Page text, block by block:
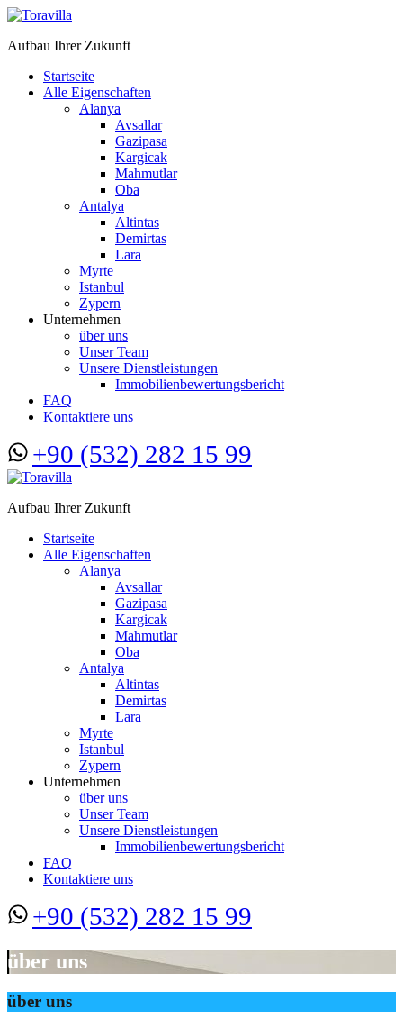
Aufbau Ihrer Zukunft
Startseite
Alle Eigenschaften
Alanya
Avsallar
Gazipasa
Kargicak
Mahmutlar
Oba
Antalya
Altintas
Demirtas
Lara
Myrte
Istanbul
Zypern
Unternehmen
über uns
Unser Team
Unsere Dienstleistungen
Immobilienbewertungsbericht
FAQ
Kontaktiere uns
+90 (532) 282 15 99
Aufbau Ihrer Zukunft
Startseite
Alle Eigenschaften
Alanya
Avsallar
Gazipasa
Kargicak
Mahmutlar
Oba
Antalya
Altintas
Demirtas
Lara
Myrte
Istanbul
Zypern
Unternehmen
über uns
Unser Team
Unsere Dienstleistungen
Immobilienbewertungsbericht
FAQ
Kontaktiere uns
+90 (532) 282 15 99
über uns
über uns